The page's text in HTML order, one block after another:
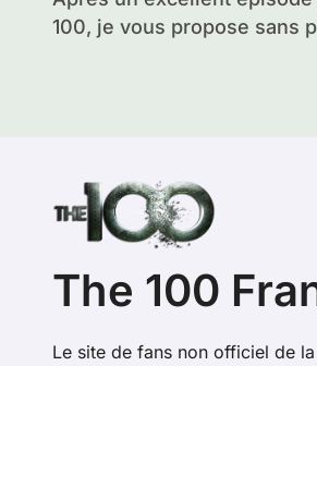
100, je vous propose sans
The 100
Le site de fans non officiel de